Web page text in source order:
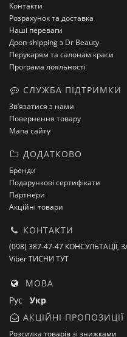
Контакти
Розрахунок та доставка
Наші переваги
Дроп-shipping з Dr Beauty
Перукарям та салонам краси
Програма лояльності
СЛУЖБА ПІДТРИМКИ
Зв’язатися з нами
Повернення товару
Мапа сайту
ДОДАТКОВО
Бренди
Подарункові сертифікати
Партнери
Акційні товари
КОНТАКТИ
(098) 387-47-47
Viber ТИСНИ ТУТ
МОВА
Рус Укр
АКЦІЙНІ ПРОПОЗИЦІЇ
Розсилка товарів зі знижками